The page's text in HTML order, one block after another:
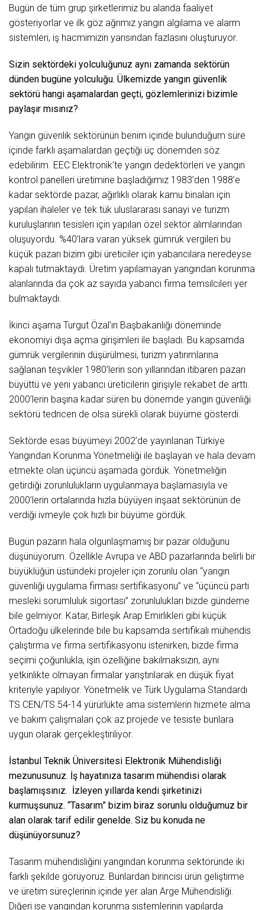
Bugün de tüm grup şirketlerimiz bu alanda faaliyet
gösteriyorlar ve ilk göz ağrımız yangın algılama ve alarm
sistemleri, iş hacmimizin yarısından fazlasını oluşturuyor.
Sizin sektördeki yolculuğunuz aynı zamanda sektörün
dünden bugüne yolculuğu. Ülkemizde yangın güvenlik
sektörü hangi aşamalardan geçti, gözlemlerinizi bizimle
paylaşır mısınız?
Yangın güvenlik sektörünün benim içinde bulunduğum süre
içinde farklı aşamalardan geçtiği üç dönemden söz
edebilirim. EEC Elektronik’te yangın dedektörleri ve yangın
kontrol panelleri üretimine başladığımız 1983’den 1988’e
kadar sektörde pazar, ağırlıklı olarak kamu binaları için
yapılan ihaleler ve tek tük uluslararası sanayi ve turizm
kuruluşlarının tesisleri için yapılan özel sektör alımlarından
oluşuyordu. %40’lara varan yüksek gümrük vergileri bu
küçük pazarı bizim gibi üreticiler için yabancılara neredeyse
kapalı tutmaktaydı. Üretim yapılamayan yangından korunma
alanlarında da çok az sayıda yabancı firma temsilcileri yer
bulmaktaydı.
İkinci aşama Turgut Özal’ın Başbakanlığı döneminde
ekonomiyi dışa açma girişimleri ile başladı. Bu kapsamda
gümrük vergilerinin düşürülmesi, turizm yatırımlarına
sağlanan teşvikler 1980’lerin son yıllarından itibaren pazarı
büyüttü ve yeni yabancı üreticilerin girişiyle rekabet de arttı.
2000’lerin başına kadar süren bu dönemde yangın güvenliği
sektörü tedricen de olsa sürekli olarak büyüme gösterdi.
Sektörde esas büyümeyi 2002’de yayınlanan Türkiye
Yangından Korunma Yönetmeliği ile başlayan ve hala devam
etmekte olan üçüncü aşamada gördük. Yönetmeliğin
getirdiği zorunlulukların uygulanmaya başlamasıyla ve
2000’lerin ortalarında hızla büyüyen inşaat sektörünün de
verdiği ivmeyle çok hızlı bir büyüme gördük.
Bugün pazarın hala olgunlaşmamış bir pazar olduğunu
düşünüyorum. Özellikle Avrupa ve ABD pazarlarında belirli bir
büyüklüğün üstündeki projeler için zorunlu olan “yangın
güvenliği uygulama firması sertifikasyonu” ve “üçüncü parti
mesleki sorumluluk sigortası” zorunlulukları bizde gündeme
bile gelmiyor. Katar, Birleşik Arap Emirlikleri gibi küçük
Ortadoğu ülkelerinde bile bu kapsamda sertifikalı mühendis
çalıştırma ve firma sertifikasyonu istenirken, bizde firma
seçimi çoğunlukla, işin özelliğine bakılmaksızın, aynı
yetkinlikte olmayan firmalar yarıştırılarak en düşük fiyat
kriteriyle yapılıyor. Yönetmelik ve Türk Uygulama Standardı
TS CEN/TS 54-14 yürürlükte ama sistemlerin hizmete alma
ve bakım çalışmaları çok az projede ve tesiste bunlara
uygun olarak gerçekleştiriliyor.
İstanbul Teknik Üniversitesi Elektronik Mühendisliği
mezunusunuz. İş hayatınıza tasarım mühendisi olarak
başlamışsınız. İzleyen yıllarda kendi şirketinizi
kurmuşsunuz. “Tasarım” bizim biraz sorunlu olduğumuz bir
alan olarak tarif edilir genelde. Siz bu konuda ne
düşünüyorsunuz?
Tasarım mühendisliğini yangından korunma sektöründe iki
farklı şekilde görüyoruz. Bunlardan birincisi ürün geliştirme
ve üretim süreçlerinin içinde yer alan Arge Mühendisliği.
Diğeri ise yangından korunma sistemlerinin yapılarda